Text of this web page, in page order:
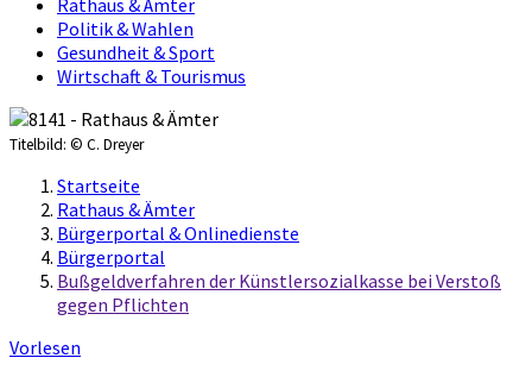
Rathaus & Ämter
Politik & Wahlen
Gesundheit & Sport
Wirtschaft & Tourismus
Titelbild: © C. Dreyer
Startseite
Rathaus & Ämter
Bürgerportal & Onlinedienste
Bürgerportal
Bußgeldverfahren der Künstlersozialkasse bei Verstoß
gegen Pflichten
Vorlesen